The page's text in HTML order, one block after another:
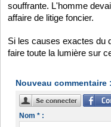
souffrante. L'homme
affaire de litige foncier.
Si les causes exactes du
faire toute la lumière sur
Nouveau commentaire :
Nom * :